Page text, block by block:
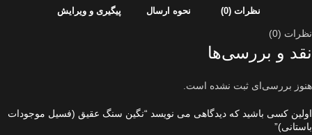
نظرات (0) نحوه ارسال پیگیری و ویرایش
نظرات (0)
نقد و بررسی‌ها
هنوز بررسی‌ای ثبت نشده است.
اولین کسی باشید که دیدگاهی می نویسد “نگین سنگ عقیق (فسیل موجودات
باستانی)”